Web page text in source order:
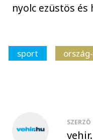
nyolc ezüstös
sport
SZERZŐ